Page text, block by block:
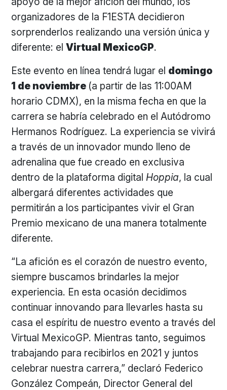
organizadores de la F1ESTA decidieron
sorprenderlos realizando una versión única y
diferente: elVirtual MexicoGP.
Este evento en línea tendrá lugar el domingo
1 de noviembre (a partir de las 11:00AM
horario CDMX), en la misma fecha en que la
carrera se habría celebrado en el Autódromo
Hermanos Rodríguez. La experiencia se vivirá
a través de un innovador mundo lleno de
adrenalina que fue creado en exclusiva
dentro de la plataforma digitalHoppia, la cual
albergará diferentes actividades que
permitirán a los participantes vivir el Gran
Premio mexicano de una manera totalmente
diferente.
“La afición es el corazón de nuestro evento,
siempre buscamos brindarles la mejor
experiencia. En esta ocasión decidimos
continuar innovando para llevarles hasta su
casa el espíritu de nuestro evento a través del
Virtual MexicoGP. Mientras tanto, seguimos
trabajando para recibirlos en 2021 y juntos
celebrar nuestra carrera,” declaró Federico
González Compeán, Director General del